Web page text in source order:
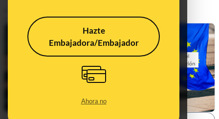
Hazte
Embajadora/Embajador
Ahora no
Actualizado elMay 29, 2024, 4:14:00 PM